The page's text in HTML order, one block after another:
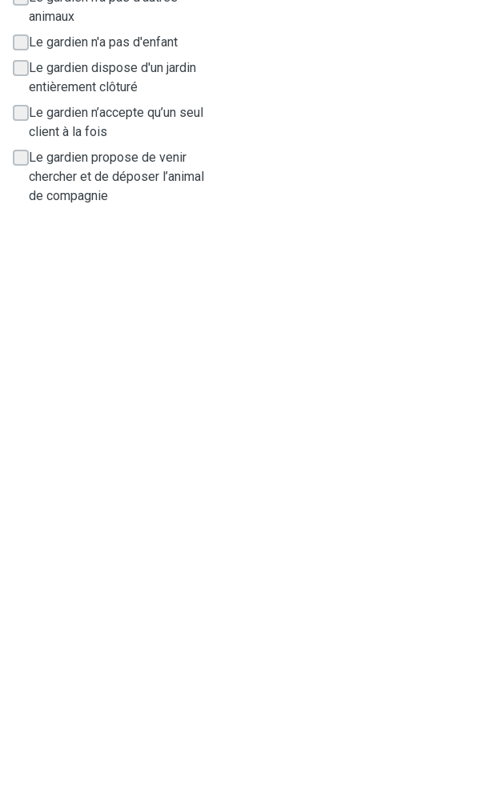
animaux
Le gardien n'a pas d'enfant
Le gardien dispose d'un jardin
entièrement clôturé
Le gardien n’accepte qu’un seul
client à la fois
Le gardien propose de venir
chercher et de déposer l’animal
de compagnie